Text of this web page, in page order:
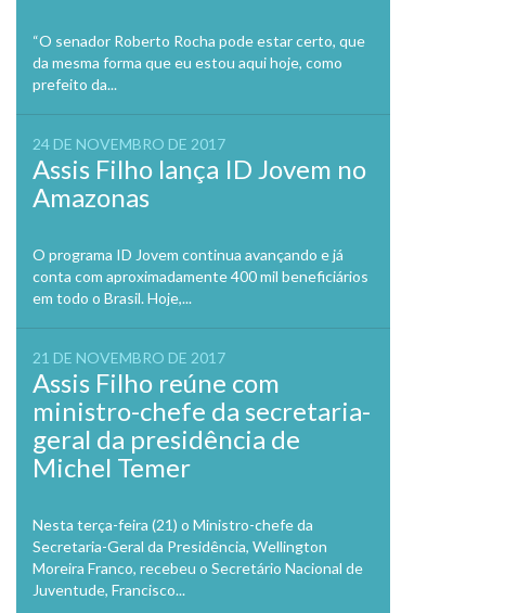
“O senador Roberto Rocha pode estar certo, que
da mesma forma que eu estou aqui hoje, como
prefeito da...
24 DE NOVEMBRO DE 2017
Assis Filho lança ID Jovem no
Amazonas
O programa ID Jovem continua avançando e já
conta com aproximadamente 400 mil beneficiários
em todo o Brasil. Hoje,...
21 DE NOVEMBRO DE 2017
Assis Filho reúne com
ministro-chefe da secretaria-
geral da presidência de
Michel Temer
Nesta terça-feira (21) o Ministro-chefe da
Secretaria-Geral da Presidência, Wellington
Moreira Franco, recebeu o Secretário Nacional de
Juventude, Francisco...